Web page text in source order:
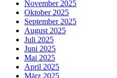
November 2025
Oktober 2025
September 2025
August 2025
Juli 2025
Juni 2025
Mai 2025
April 2025
März 2025